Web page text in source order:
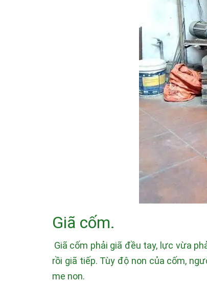
Giã cốm.
Giã cốm phải giã đều tay, lực vừa
rồi giã tiếp. Tùy độ non của cốm,
me non.